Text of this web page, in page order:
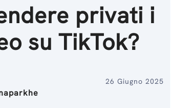
privati ​​i
su TikTok?
26 Giugno 2025